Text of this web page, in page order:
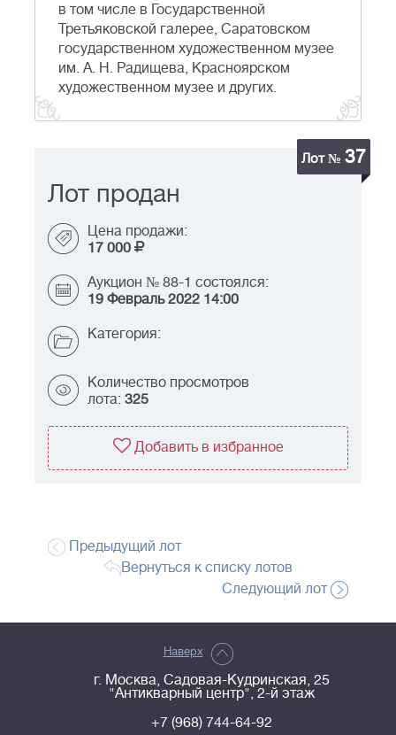
в том числе в Государственной
Третьяковской галерее, Саратовском
государственном художественном музее
им. А. Н. Радищева, Красноярском
художественном музее и других.
Лот № 37
Лот продан
Цена продажи:
17 000
Аукцион № 88-1 состоялся:
19 Февраль 2022 14:00
Категория:
Количество просмотров
лота: 325
Добавить в избранное
Предыдущий лот
Вернуться к списку лотов
Следующий лот
Наверх
г. Москва, Садовая-Кудринская, 25
"Антикварный центр", 2-й этаж
+7 (968) 744-64-92